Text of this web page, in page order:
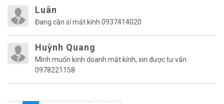
Luân
Đang cần sỉ mắt kính 0937414020
Huỳnh Quang
Mình muốn kinh doanh mắt kính, xin được tư vấn
0978221158